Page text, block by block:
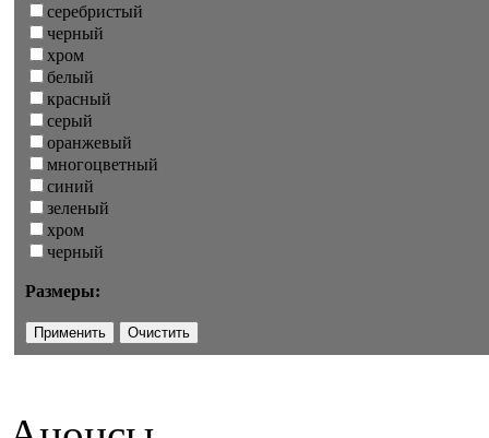
серебристый
черный
хром
белый
красный
серый
оранжевый
многоцветный
синий
зеленый
хром
черный
Размеры: